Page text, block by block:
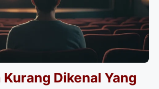
Dikenal Yang